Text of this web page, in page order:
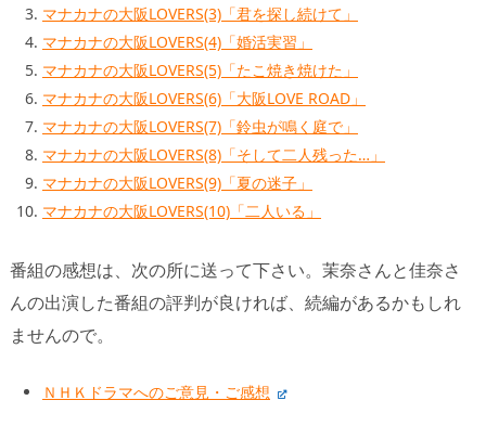
マナカナの大阪LOVERS(3)「君を探し続けて」
マナカナの大阪LOVERS(4)「婚活実習」
マナカナの大阪LOVERS(5)「たこ焼き焼けた」
マナカナの大阪LOVERS(6)「大阪LOVE ROAD」
マナカナの大阪LOVERS(7)「鈴虫が鳴く庭で」
マナカナの大阪LOVERS(8)「そして二人残った…」
マナカナの大阪LOVERS(9)「夏の迷子」
マナカナの大阪LOVERS(10)「二人いる」
番組の感想は、次の所に送って下さい。茉奈さんと佳奈さ
んの出演した番組の評判が良ければ、続編があるかもしれ
ませんので。
ＮＨＫドラマへのご意見・ご感想